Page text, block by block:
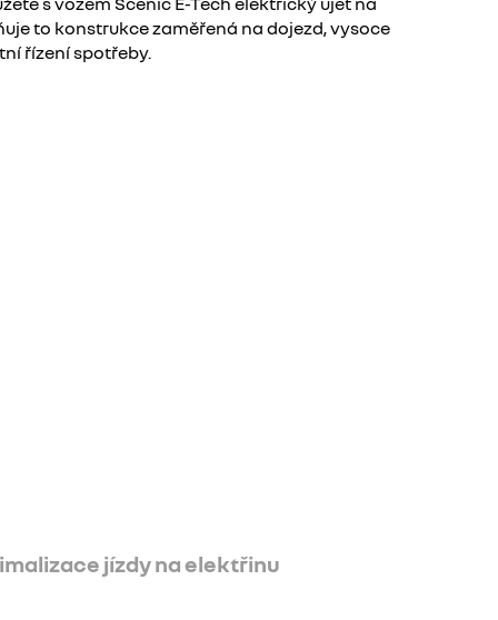
to konstrukce zaměřená na dojezd, vysoce
řízení spotřeby.
jízdy na elektřinu